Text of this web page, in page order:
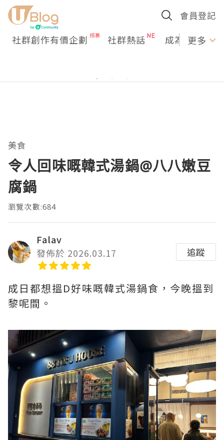
會員登記
社群創作有價企劃 社群熱話 成為U更多
美食
令人回味嘅韓式湯鍋@八八嫩豆
腐鍋
瀏覽次數:684
Falav
發佈於 2026.03.17
追蹤
成日都想搵D好味嘅韓式湯鍋食，今晚搵到
黎呢間。